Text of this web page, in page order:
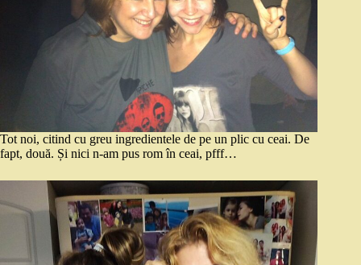
Tot noi, citind cu greu ingredientele de pe un plic cu ceai. De
fapt, două. Și nici n-am pus rom în ceai, pfff…